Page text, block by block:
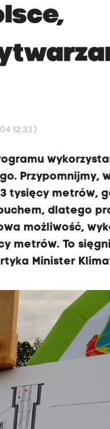
12:33 )
Przypomnijmy,
tysięcy metrów,
dlatego
możliwość,
metrów. To
Minister